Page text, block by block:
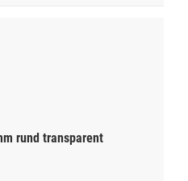
rund transparent